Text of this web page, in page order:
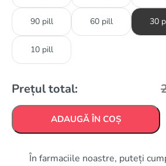
90 pill 60 pill 30
10 pill
Prețul total:
ADAUGĂ ÎN COȘ
În farmaciile noastre, puteți